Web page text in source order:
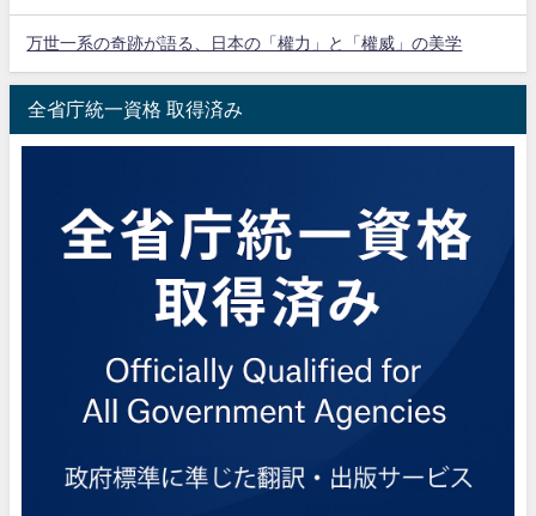
万世一系の奇跡が語る、日本の「權力」と「權威」の美学
全省庁統一資格 取得済み